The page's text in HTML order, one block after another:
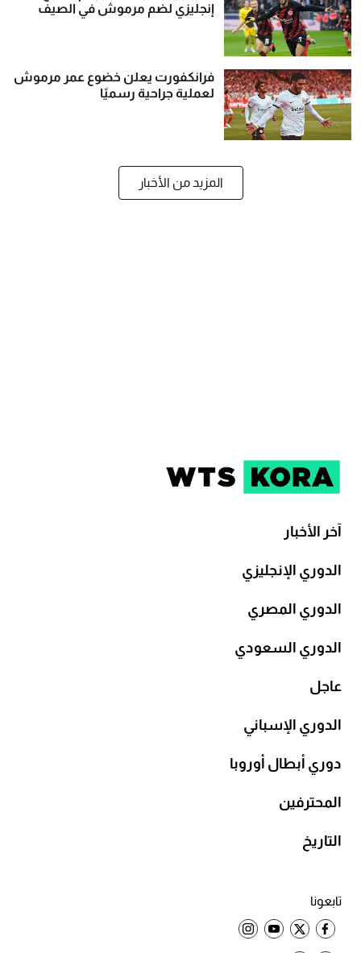
إنجليزي لضم مرموش في الصيف
فرانكفورت يعلن خضوع عمر مرموش
لعملية جراحية رسميًا
المزيد من الأخبار
تابعونا
آخر الأخبار
الدوري الإنجليزي
الدوري المصري
الدوري السعودي
عاجل
الدوري الإسباني
دوري أبطال أوروبا
المحترفين
التاريخ